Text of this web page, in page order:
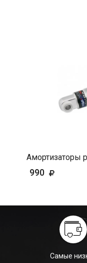
Амортизаторы
990
Самые